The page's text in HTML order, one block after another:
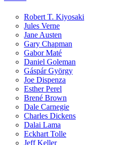
Robert T. Kiyosaki
Jules Verne
Jane Austen
Gary Chapman
Gabor Maté
Daniel Goleman
Gáspár György
Joe Dispenza
Esther Perel
Brené Brown
Dale Carnegie
Charles Dickens
Dalai Lama
Eckhart Tolle
Jeff Keller